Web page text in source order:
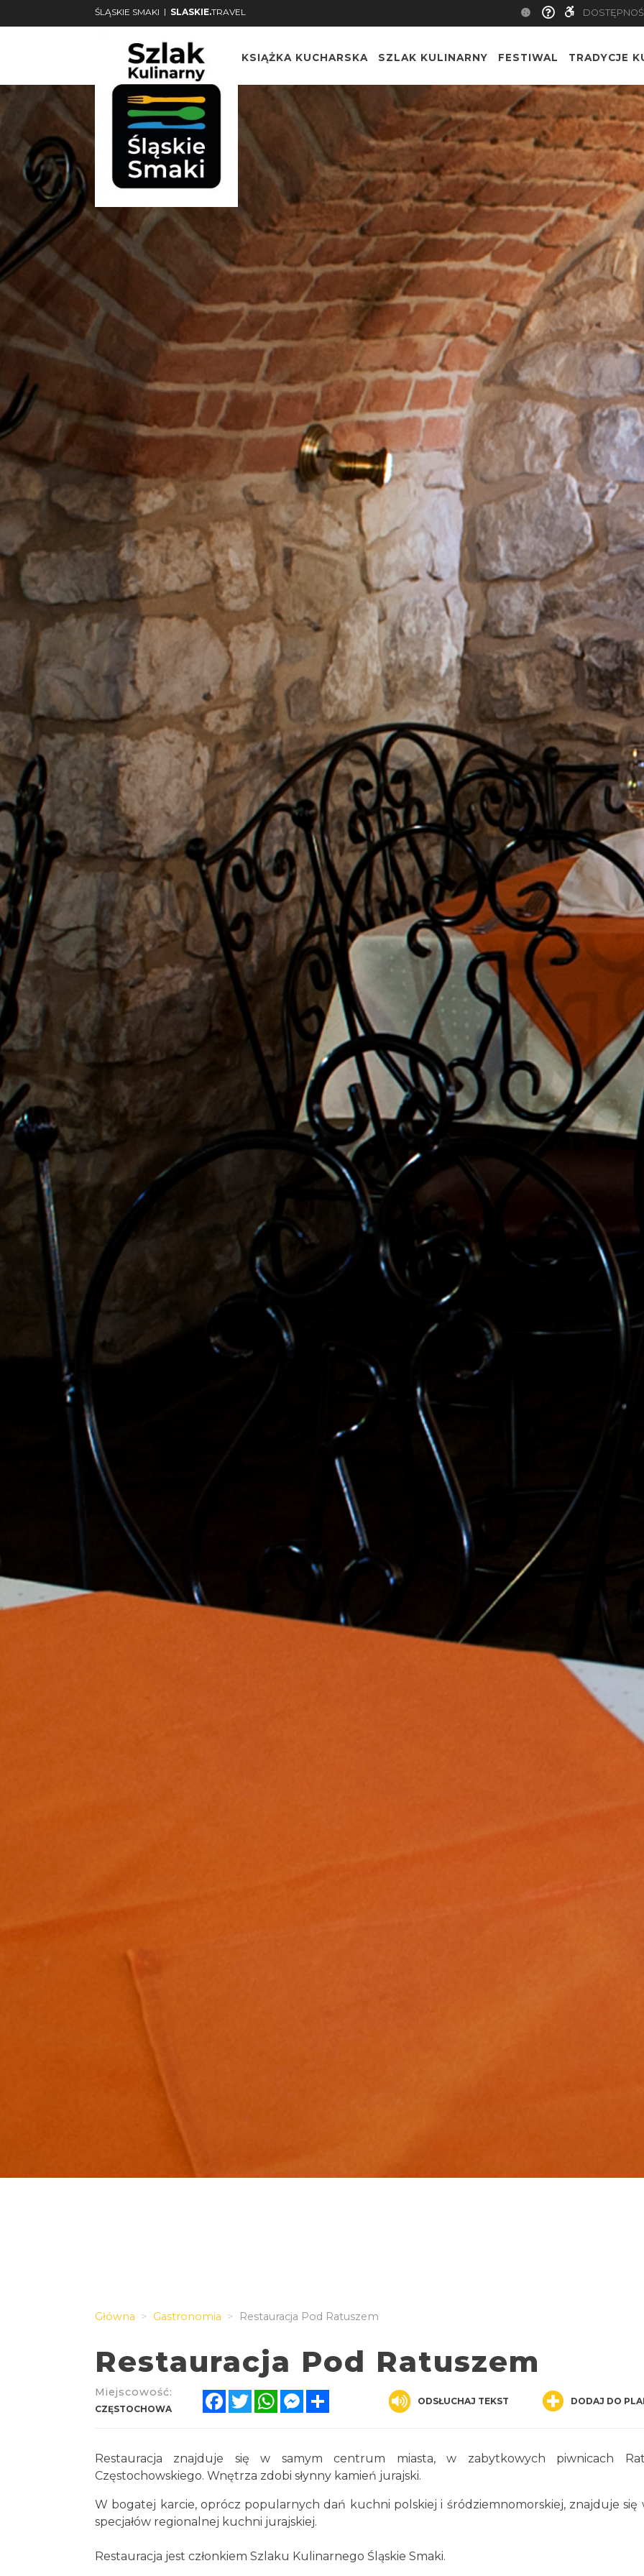
ŚLĄSKIE SMAKI | SLASKIE.TRAVEL
KSIĄŻKA KUCHARSKA SZLAK KULINARNY FESTIWAL TRADYCJE
Główna Gastronomia Restauracja Pod Ratuszem
Restauracja Pod Ratuszem
Miejscowość:
CZĘSTOCHOWA
FacebookTwitterWhatsAppMessenger ODSŁUCHAJ TEKST DODAJ DO
Restauracja znajduje się w samym centrum miasta, w zabytkowych piwnicach
Częstochowskiego. Wnętrza zdobi słynny kamień jurajski.
W bogatej karcie, oprócz popularnych dań kuchni polskiej i śródziemnomorskiej, znajduje się
specjałów regionalnej kuchni jurajskiej.
Restauracja jest członkiem Szlaku Kulinarnego Śląskie Smaki.